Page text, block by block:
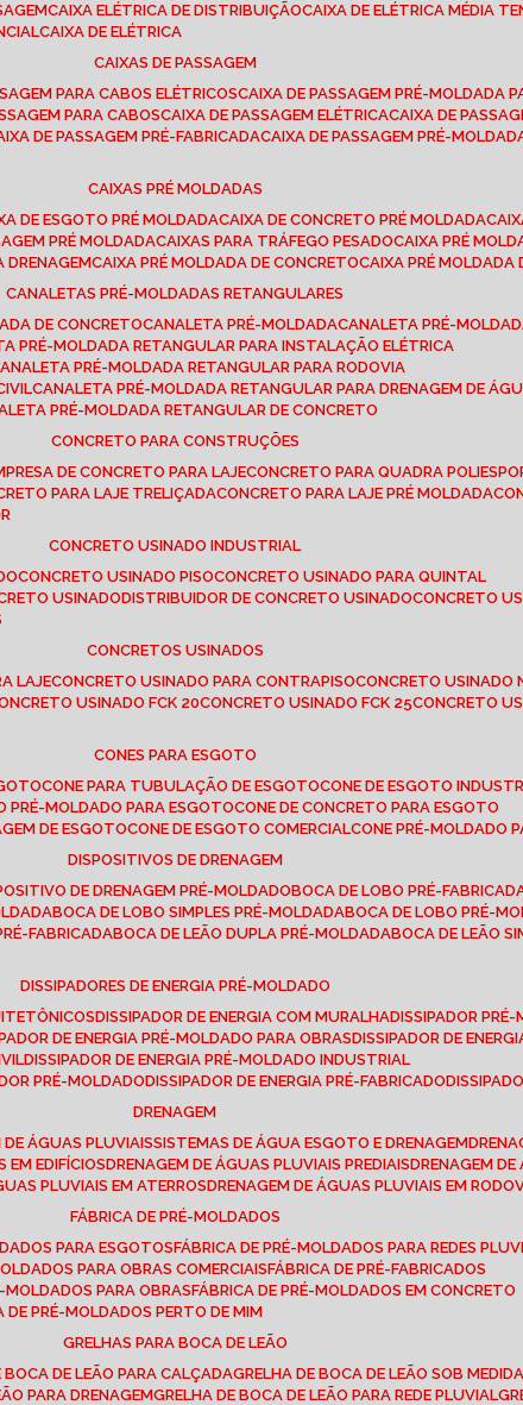
CAIXA ELÉTRICA DE DISTRIBUIÇÃO CAIXA DE ELÉTRICA MÉDIA
CAIXA DE ELÉTRICA
CAIXAS DE PASSAGEM
PARA CABOS ELÉTRICOS CAIXA DE PASSAGEM PRÉ-MOLDADA
PARA CABOS CAIXA DE PASSAGEM ELÉTRICA CAIXA DE
DE PASSAGEM PRÉ-FABRICADA CAIXA DE PASSAGEM PRÉ-
CAIXAS PRÉ MOLDADAS
DE ESGOTO PRÉ MOLDADA CAIXA DE CONCRETO PRÉ MOLDADA
PRÉ MOLDADA CAIXAS PARA TRÁFEGO PESADO CAIXA PRÉ
DRENAGEM CAIXA PRÉ MOLDADA DE CONCRETO CAIXA PRÉ MOLDADA
CANALETAS PRÉ-MOLDADAS RETANGULARES
DE CONCRETO CANALETA PRÉ-MOLDADA CANALETA PRÉ-
PRÉ-MOLDADA RETANGULAR PARA INSTALAÇÃO ELÉTRICA
CANALETA PRÉ-MOLDADA RETANGULAR PARA RODOVIA
CANALETA PRÉ-MOLDADA RETANGULAR PARA DRENAGEM DE
PRÉ-MOLDADA RETANGULAR DE CONCRETO
CONCRETO PARA CONSTRUÇÕES
DE CONCRETO PARA LAJE CONCRETO PARA QUADRA
PARA LAJE TRELIÇADA CONCRETO PARA LAJE PRÉ MOLDADA
CONCRETO USINADO INDUSTRIAL
CONCRETO USINADO PISO CONCRETO USINADO PARA QUINTAL
USINADO DISTRIBUIDOR DE CONCRETO USINADO CONCRETO
CONCRETOS USINADOS
LAJE CONCRETO USINADO PARA CONTRAPISO CONCRETO USINADO
USINADO FCK 20 CONCRETO USINADO FCK 25 CONCRETO
CONES PARA ESGOTO
CONE PARA TUBULAÇÃO DE ESGOTO CONE DE ESGOTO
PRÉ-MOLDADO PARA ESGOTO
CONE DE CONCRETO PARA ESGOTO
DE ESGOTO CONE DE ESGOTO COMERCIAL CONE PRÉ-MOLDADO
DISPOSITIVOS DE DRENAGEM
DE DRENAGEM PRÉ-MOLDADO BOCA DE LOBO PRÉ-
BOCA DE LOBO SIMPLES PRÉ-MOLDADA BOCA DE LOBO PRÉ-
FABRICADA BOCA DE LEÃO DUPLA PRÉ-MOLDADA BOCA DE LEÃO
DISSIPADORES DE ENERGIA PRÉ-MOLDADO
DISSIPADOR DE ENERGIA COM MURALHA DISSIPADOR
DE ENERGIA PRÉ-MOLDADO PARA OBRAS DISSIPADOR DE
DISSIPADOR DE ENERGIA PRÉ-MOLDADO INDUSTRIAL
PRÉ-MOLDADO DISSIPADOR DE ENERGIA PRÉ-FABRICADO
DRENAGEM
DE ÁGUAS PLUVIAIS SISTEMAS DE ÁGUA ESGOTO E DRENAGEM
EM EDIFÍCIOS DRENAGEM DE ÁGUAS PLUVIAIS PREDIAIS DRENAGEM
PLUVIAIS EM ATERROS DRENAGEM DE ÁGUAS PLUVIAIS EM
FÁBRICA DE PRÉ-MOLDADOS
PARA ESGOTOS FÁBRICA DE PRÉ-MOLDADOS PARA REDES
PARA OBRAS COMERCIAIS FÁBRICA DE PRÉ-FABRICADOS
MOLDADOS PARA OBRAS FÁBRICA DE PRÉ-MOLDADOS EM CONCRETO
DE PRÉ-MOLDADOS PERTO DE MIM
GRELHAS PARA BOCA DE LEÃO
BOCA DE LEÃO PARA CALÇADA
GRELHA DE BOCA DE LEÃO SOB MEDIDA
PARA DRENAGEM GRELHA DE BOCA DE LEÃO PARA REDE PLUVIAL